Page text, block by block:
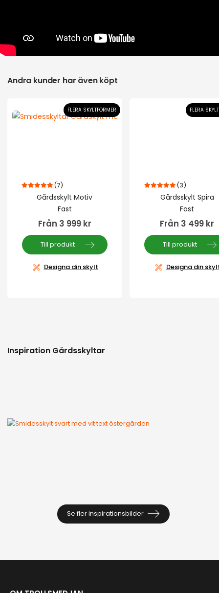
Andra kunder har även köpt
FLERA SKYLTFORMER
out of 5
(7)
Gårdsskylt Motiv
Fast
Från 3 999 kr
Till produkt
Designa din skylt
FLERA
out of 5
(3)
Gårdsskylt Spira
Fast
Från 3 499 kr
Till produkt
Designa din
Inspiration Gårdsskyltar
Se fler inspirationsbilder